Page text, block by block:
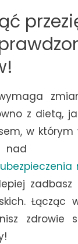
z dietą,
w
ubezpieczenia
zadbasz
Łącząc
zdrowie